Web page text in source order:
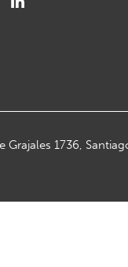
Grajales 1736,